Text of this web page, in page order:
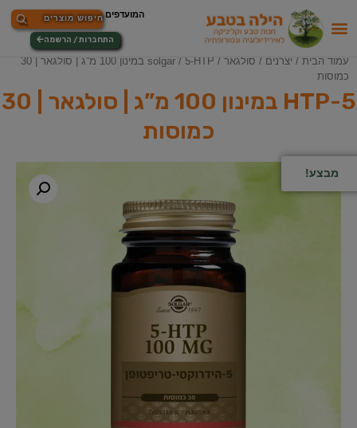
התחברות / הרשמה
עמוד הבית / יצרנים / סולגאר / solgar
/ 5-HTP במינון 100 מ”ג | סולגאר | 30
כמוסות
5-HTP במינון 100 מ”ג | סולגאר | 30
כמוסות
מבצע!